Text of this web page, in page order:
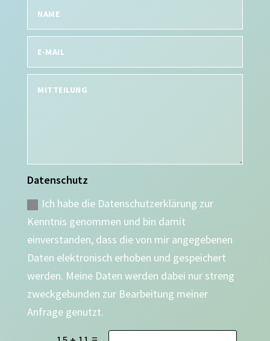
Datenschutz
Ich habe die Datenschutzerklärung zur
Kenntnis genommen und bin damit
einverstanden, dass die von mir angegebenen
Daten elektronisch erhoben und gespeichert
werden. Meine Daten werden dabei nur streng
zweckgebunden zur Bearbeitung meiner
Anfrage genutzt.